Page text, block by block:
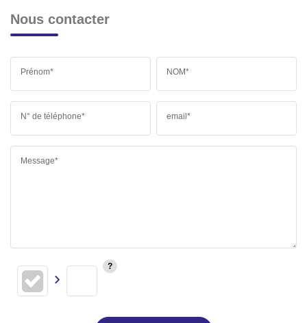
Nous contacter
Prénom* NOM*
N° de téléphone* email*
Message*